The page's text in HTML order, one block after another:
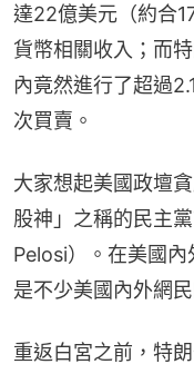
達22億美元（約合
貨幣相關收入；而
內竟然進行了超過
次買賣。
大家想起美國政壇
股神」之稱的民主
Pelosi）。在美國
是不少美國內外網
重返白宮之前，特